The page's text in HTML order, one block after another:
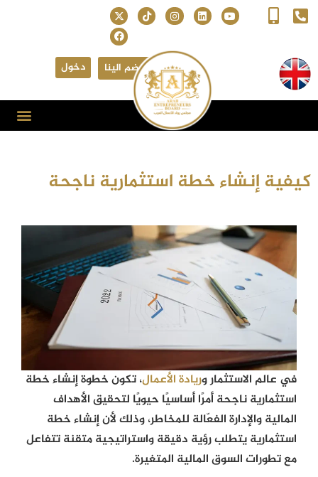
انضم الينا دخول
كيفية إنشاء خطة استثمارية ناجحة
في عالم الاستثمار وريادة الأعمال، تكون خطوة إنشاء خطة
استثمارية ناجحة أمرًا أساسيًا حيويًا لتحقيق الأهداف
المالية والإدارة الفعّالة للمخاطر، وذلك لأن إنشاء خطة
استثمارية يتطلب رؤية دقيقة واستراتيجية متقنة تتفاعل
مع تطورات السوق المالية المتغيرة.